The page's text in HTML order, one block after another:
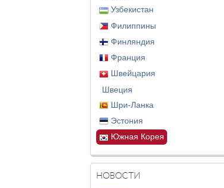
Узбекистан
Филиппины
Финляндия
Франция
Швейцария
Швеция
Шри-Ланка
Эстония
Южная Корея
НОВОСТИ